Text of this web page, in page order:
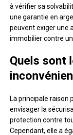
à vérifier sa
une garantie en
peuvent exiger une
immobilier contre
Quels sont
La principale raison
envisager la
protection contre
Cependant, elle a